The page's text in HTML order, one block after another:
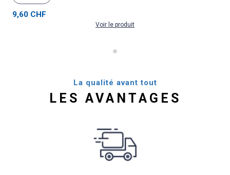
9,60 CHF
Voir le produit
La qualité avant tout
LES AVANTAGES